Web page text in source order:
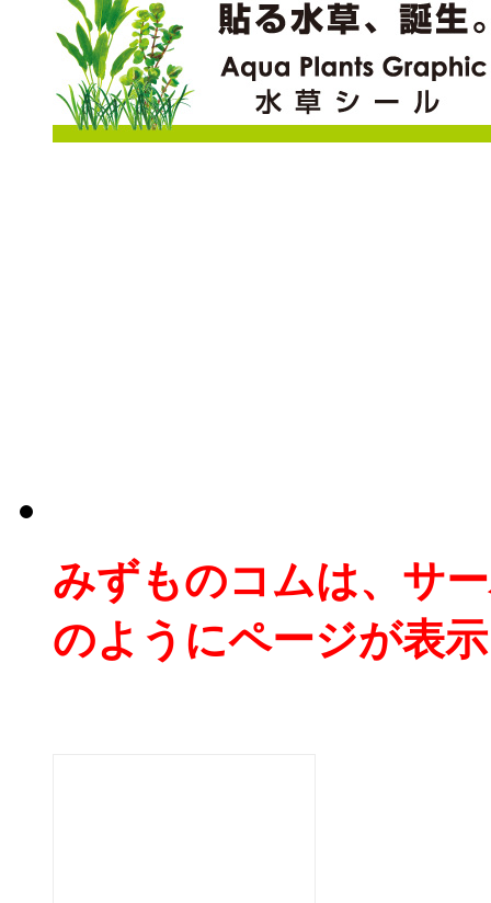
みずものコムは、サ
のようにページが表